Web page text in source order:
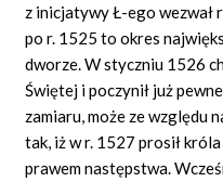
z inicjatywy Ł-ego
po r. 1525 to okres
dworze. W styczniu 1526
Świętej i poczynił już
zamiaru, może ze względu
tak, iż w r. 1527 prosił
prawem następstwa.